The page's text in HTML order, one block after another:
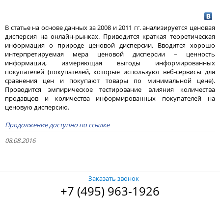
В статье на основе данных за 2008 и 2011 гг. анализируется ценовая
дисперсия на онлайн-рынках. Приводится краткая теоретическая
информация о природе ценовой дисперсии. Вводится хорошо
интерпретируемая мера ценовой дисперсии – ценность
информации, измеряющая выгоды информированных
покупателей (покупателей, которые используют веб-сервисы для
сравнения цен и покупают товары по минимальной цене).
Проводится эмпирическое тестирование влияния количества
продавцов и количества информированных покупателей на
ценовую дисперсию.
Продолжение доступно по ссылке
08.08.2016
Заказать звонок
+7 (495) 963-1926